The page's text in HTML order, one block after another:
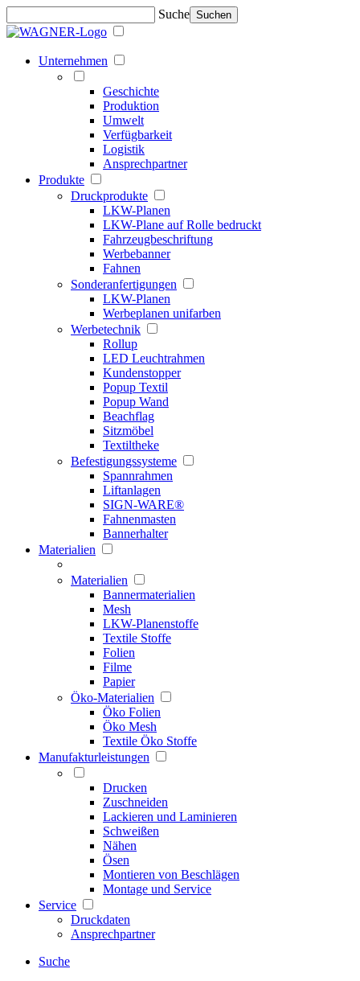
Suche Suchen
Unternehmen
Geschichte
Produktion
Umwelt
Verfügbarkeit
Logistik
Ansprechpartner
Produkte
Druckprodukte
LKW-Planen
LKW-Plane auf Rolle bedruckt
Fahrzeugbeschriftung
Werbebanner
Fahnen
Sonderanfertigungen
LKW-Planen
Werbeplanen unifarben
Werbetechnik
Rollup
LED Leuchtrahmen
Kundenstopper
Popup Textil
Popup Wand
Beachflag
Sitzmöbel
Textiltheke
Befestigungssysteme
Spannrahmen
Liftanlagen
SIGN-WARE®
Fahnenmasten
Bannerhalter
Materialien
Materialien
Bannermaterialien
Mesh
LKW-Planenstoffe
Textile Stoffe
Folien
Filme
Papier
Öko-Materialien
Öko Folien
Öko Mesh
Textile Öko Stoffe
Manufakturleistungen
Drucken
Zuschneiden
Lackieren und Laminieren
Schweißen
Nähen
Ösen
Montieren von Beschlägen
Montage und Service
Service
Druckdaten
Ansprechpartner
Suche